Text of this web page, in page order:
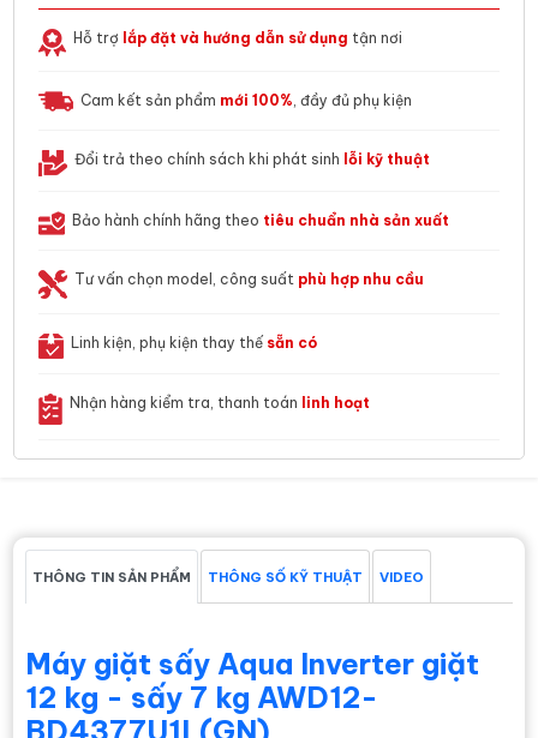
Hỗ trợ lắp đặt và hướng dẫn sử dụng tận nơi
Cam kết sản phẩm mới 100% , đầy đủ phụ kiện
Đổi trả theo chính sách khi phát sinh lỗi kỹ thuật
Bảo hành chính hãng theo tiêu chuẩn nhà sản xuất
Tư vấn chọn model, công suất phù hợp nhu cầu
Linh kiện, phụ kiện thay thế sẵn có
Nhận hàng kiểm tra, thanh toán linh hoạt
THÔNG TIN SẢN PHẨM THÔNG SỐ KỸ THUẬT VIDEO
Máy giặt sấy Aqua Inverter giặt
12 kg - sấy 7 kg AWD12-
BD4377U1L(GN)